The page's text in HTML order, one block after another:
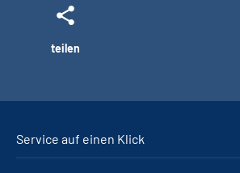
teilen
Service auf einen Klick